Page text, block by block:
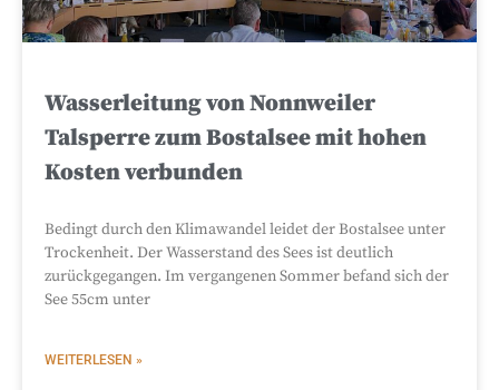
Wasserleitung von Nonnweiler
Talsperre zum Bostalsee mit hohen
Kosten verbunden
Bedingt durch den Klimawandel leidet der Bostalsee unter
Trockenheit. Der Wasserstand des Sees ist deutlich
zurückgegangen. Im vergangenen Sommer befand sich der
See 55cm unter
WEITERLESEN »